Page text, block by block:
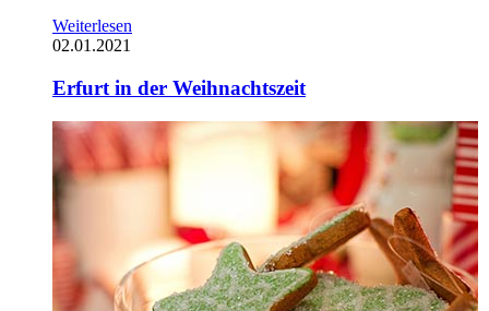
Weiterlesen
02.01.2021
Erfurt in der Weihnachtszeit